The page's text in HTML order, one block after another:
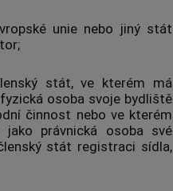
unie nebo jiný stát
stát, ve kterém má
osoba svoje bydliště
činnost nebo ve kterém
jako právnická osoba své
stát registraci sídla,